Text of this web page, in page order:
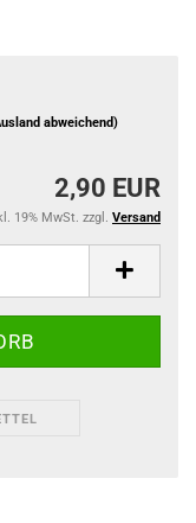
abweichend)
2,90 EUR
19% MwSt. zzgl. Versand